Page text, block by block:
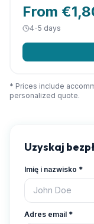
From
4-5 days
* Prices include
personalized quote.
Uzyskaj
Imię i nazwisko *
Adres email *